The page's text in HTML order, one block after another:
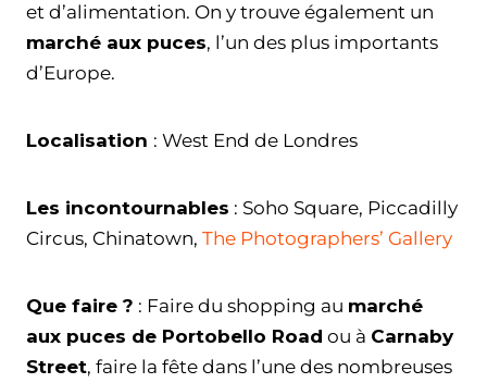
et d’alimentation. On y trouve également un
marché aux puces, l’un des plus importants
d’Europe.
Localisation : West End de Londres
Les incontournables : Soho Square, Piccadilly
Circus, Chinatown, The Photographers’ Gallery
Que faire ? : Faire du shopping au marché
aux puces de Portobello Road ou à Carnaby
Street, faire la fête dans l’une des nombreuses